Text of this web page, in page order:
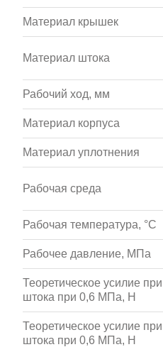
Материал крышек
Материал штока
Рабочий ход, мм
Материал корпуса
Материал уплотнения
Рабочая среда
Рабочая температура, °С
Рабочее давление, МПа
Теоретическое усилие
штока при 0,6 МПа, Н
Теоретическое усилие
штока при 0,6 МПа, Н